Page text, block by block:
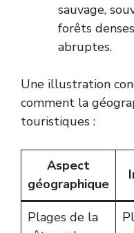
sauvage,
forêts
abruptes.
Une illustration
comment la
touristiques :
Aspect
géographique
Plages de la